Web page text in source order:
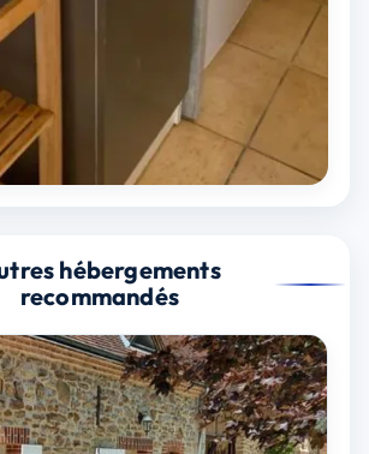
hébergements
recommandés